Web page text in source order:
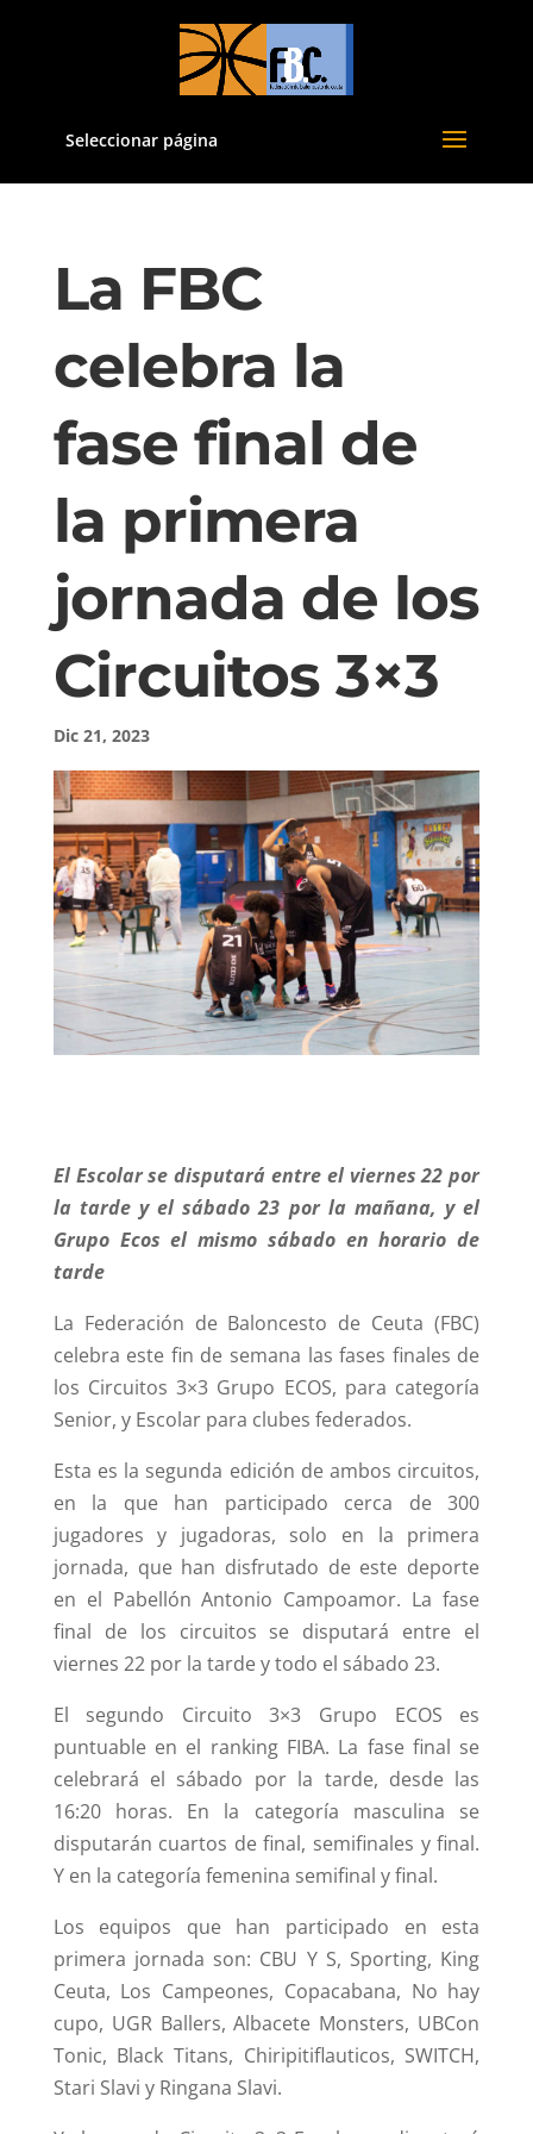
Seleccionar página
La FBC
celebra la
fase final de
la primera
jornada de los
Circuitos 3×3
Dic 21, 2023
El Escolar se disputará entre el viernes 22 por
la tarde y el sábado 23 por la mañana, y el
Grupo Ecos el mismo sábado en horario de
tarde
La Federación de Baloncesto de Ceuta (FBC)
celebra este fin de semana las fases finales de
los Circuitos 3×3 Grupo ECOS, para categoría
Senior, y Escolar para clubes federados.
Esta es la segunda edición de ambos circuitos,
en la que han participado cerca de 300
jugadores y jugadoras, solo en la primera
jornada, que han disfrutado de este deporte
en el Pabellón Antonio Campoamor. La fase
final de los circuitos se disputará entre el
viernes 22 por la tarde y todo el sábado 23.
El segundo Circuito 3×3 Grupo ECOS es
puntuable en el ranking FIBA. La fase final se
celebrará el sábado por la tarde, desde las
16:20 horas. En la categoría masculina se
disputarán cuartos de final, semifinales y final.
Y en la categoría femenina semifinal y final.
Los equipos que han participado en esta
primera jornada son: CBU Y S, Sporting, King
Ceuta, Los Campeones, Copacabana, No hay
cupo, UGR Ballers, Albacete Monsters, UBCon
Tonic, Black Titans, Chiripitiflauticos, SWITCH,
Stari Slavi y Ringana Slavi.